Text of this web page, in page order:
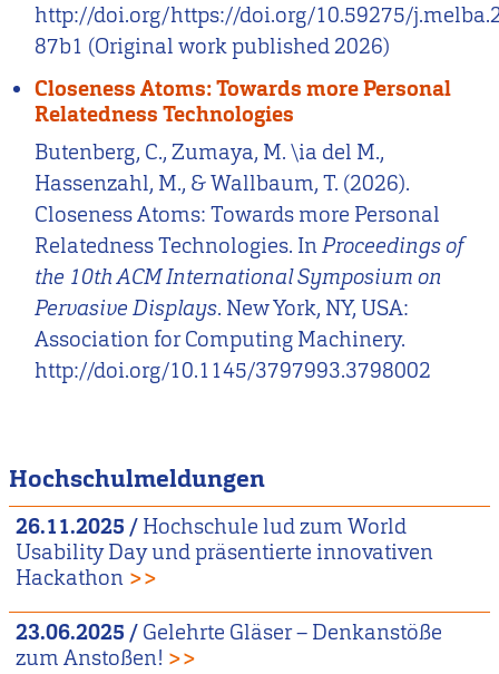
http://doi.org/https://doi.org/10.59275/
87b1 (Original work published 2026)
Closeness Atoms: Towards more Personal
Relatedness Technologies
Butenberg, C., Zumaya, M. \ia del M.,
Hassenzahl, M., & Wallbaum, T. (2026).
Closeness Atoms: Towards more Personal
Relatedness Technologies. InProceedings of
the 10th ACM International Symposium on
Pervasive Displays. New York, NY, USA:
Association for Computing Machinery.
http://doi.org/10.1145/3797993.3798002
Hochschulmeldungen
26.11.2025 / Hochschule lud zum World
Usability Day und präsentierte innovativen
Hackathon >>
23.06.2025 / Gelehrte Gläser – Denkanstöße
zum Anstoßen! >>